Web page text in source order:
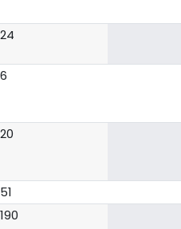
24
6
20
51
190